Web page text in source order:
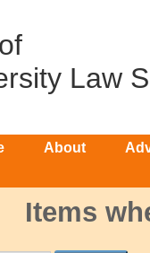
Law
About
Items